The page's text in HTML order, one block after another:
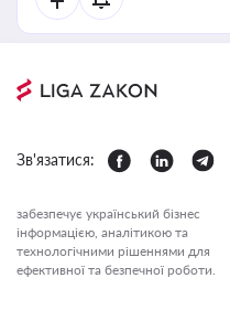
Зв'язатися:
забезпечує український бізнес
інформацією, аналітикою та
технологічними рішеннями для
ефективної та безпечної роботи.